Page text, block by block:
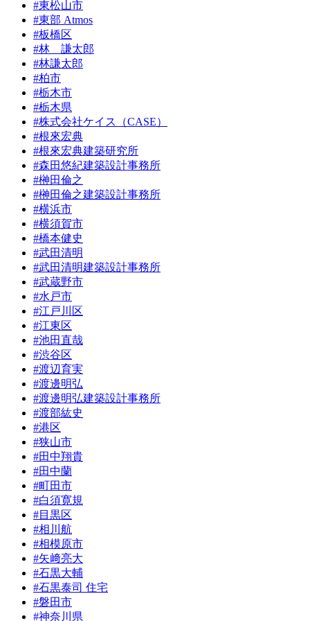
#東松山市
#東部 Atmos
#板橋区
#林 謙太郎
#林謙太郎
#柏市
#栃木市
#栃木県
#株式会社ケイス（CASE）
#根來宏典
#根來宏典建築研究所
#森田悠紀建築設計事務所
#榊田倫之
#榊田倫之建築設計事務所
#横浜市
#横須賀市
#橋本健史
#武田清明
#武田清明建築設計事務所
#武蔵野市
#水戸市
#江戸川区
#江東区
#池田直哉
#渋谷区
#渡辺育実
#渡邊明弘
#渡邊明弘建築設計事務所
#渡部紘史
#港区
#狭山市
#田中翔貴
#田中蘭
#町田市
#白須寛規
#目黒区
#相川航
#相模原市
#矢﨑亮大
#石黒大輔
#石黒泰司 住宅
#磐田市
#神奈川県